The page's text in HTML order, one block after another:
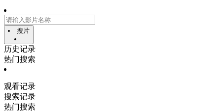
搜片
历史记录
热门搜索
观看记录
搜索记录
热门搜索